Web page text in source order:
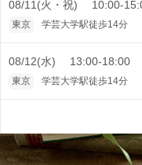
08/11(火・祝) 10:00-
東京 学芸大学駅徒歩14分
08/12(水) 13:00-18:00
東京 学芸大学駅徒歩14分